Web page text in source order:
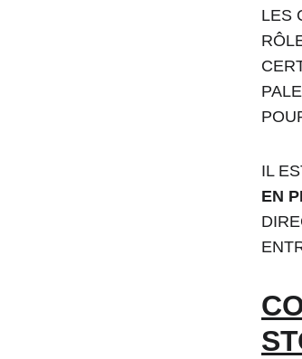
LES
IL
EN